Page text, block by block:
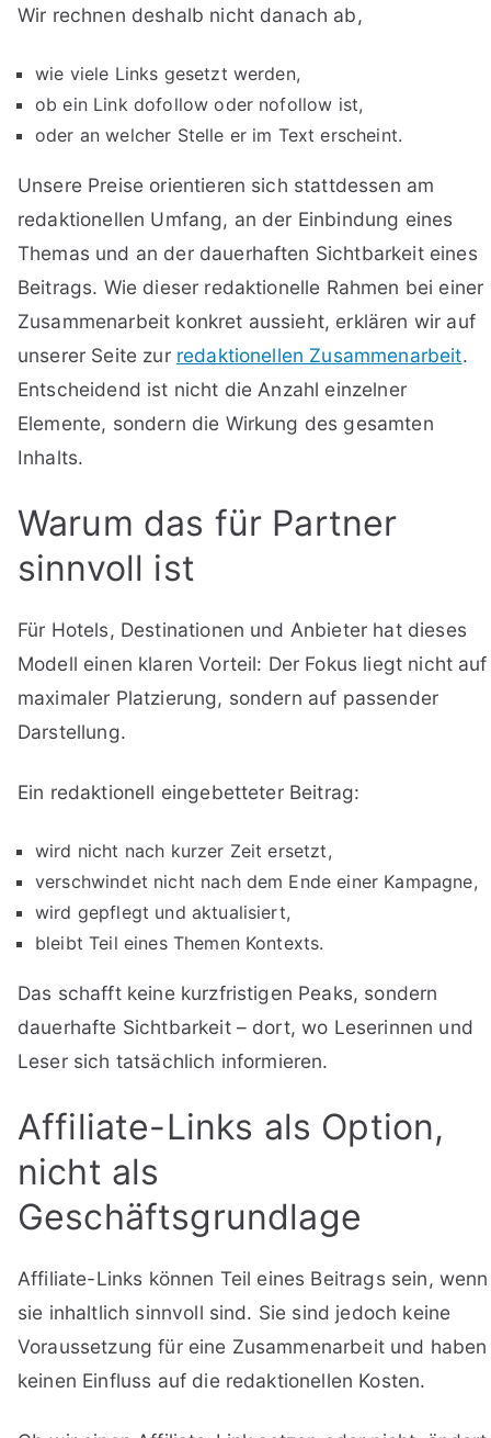
Wir rechnen deshalb nicht danach ab,
wie viele Links gesetzt werden,
ob ein Link dofollow oder nofollow ist,
oder an welcher Stelle er im Text erscheint.
Unsere Preise orientieren sich stattdessen am
redaktionellen Umfang, an der Einbindung eines
Themas und an der dauerhaften Sichtbarkeit eines
Beitrags. Wie dieser redaktionelle Rahmen bei einer
Zusammenarbeit konkret aussieht, erklären wir auf
unserer Seite zur redaktionellen Zusammenarbeit.
Entscheidend ist nicht die Anzahl einzelner
Elemente, sondern die Wirkung des gesamten
Inhalts.
Warum das für Partner
sinnvoll ist
Für Hotels, Destinationen und Anbieter hat dieses
Modell einen klaren Vorteil: Der Fokus liegt nicht auf
maximaler Platzierung, sondern auf passender
Darstellung.
Ein redaktionell eingebetteter Beitrag:
wird nicht nach kurzer Zeit ersetzt,
verschwindet nicht nach dem Ende einer Kampagne,
wird gepflegt und aktualisiert,
bleibt Teil eines Themen Kontexts.
Das schafft keine kurzfristigen Peaks, sondern
dauerhafte Sichtbarkeit – dort, wo Leserinnen und
Leser sich tatsächlich informieren.
Affiliate-Links als Option,
nicht als
Geschäftsgrundlage
Affiliate-Links können Teil eines Beitrags sein, wenn
sie inhaltlich sinnvoll sind. Sie sind jedoch keine
Voraussetzung für eine Zusammenarbeit und haben
keinen Einfluss auf die redaktionellen Kosten.